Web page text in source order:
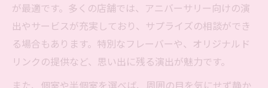
が最適です。多くの店舗では、アニバーサリー向けの演
出やサービスが充実しており、サプライズの相談ができ
る場合もあります。特別なフレーバーや、オリジナルド
リンクの提供など、思い出に残る演出が魅力です。